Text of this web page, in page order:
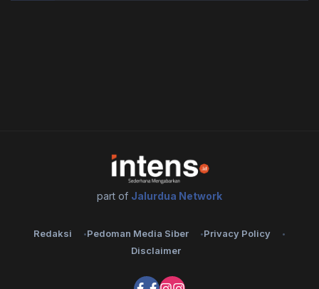
part of Jalurdua Network
Redaksi Pedoman Media Siber
Privacy Policy
Disclaimer